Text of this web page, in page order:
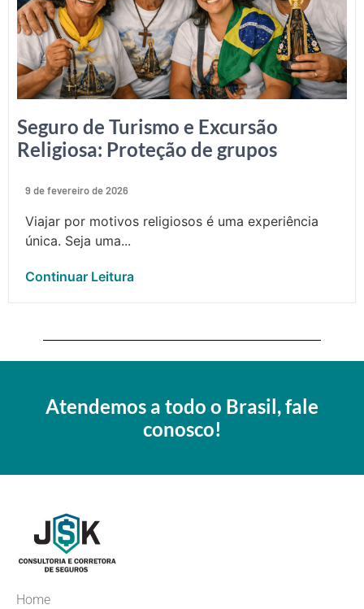
Seguro de Turismo e Excursão
Religiosa: Proteção de grupos
9 de fevereiro de 2026
Viajar por motivos religiosos é uma experiência
única. Seja uma...
Continuar Leitura
Atendemos a todo o Brasil, fale
conosco!
Home